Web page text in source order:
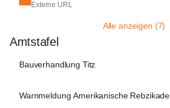
Externe URL
Alle anzeigen (7)
Amtstafel
Bauverhandlung Titz
Warnmeldung Amerikanische Rebzikade